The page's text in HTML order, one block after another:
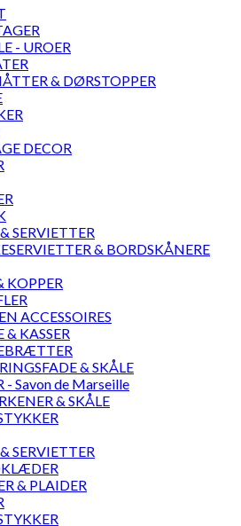
- UROER
& DØRSTOPPER
DECOR
SERVIETTER
& BORDSKÅNERE
KOPPER
ACCESSOIRES
& KASSER
& SKÅLE
- Savon de Marseille
& SKÅLE
SERVIETTER
& PLAIDER